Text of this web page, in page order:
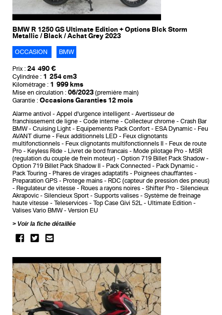
BMW R 1250 GS Ultimate Edition + Options Blck Storm
Metallic / Black / Achat Grey 2023
OCCASION BMW
Prix : 24 490 €
Cylindrée : 1 254 cm3
Kilométrage : 1 999 kms
Mise en circulation : 06/2023 (première main)
Garantie : Occasions Garanties 12 mois
Alarme antivol Appel d'urgence intelligent
Avertisseur de
franchissement de ligne
Code interne Collecteur chrome
Crash Bar
BMW
Cruising Light Equipements Pack Confort ESA Dynamic
Feu
AVANT diurne
Feux additionnels LED
Feux clignotants
multifonctionnels
Feux clignotants multifonctionnels II
Feux de route
Pro
Keyless Ride Livret de bord francais Mode pilotage Pro
MSR
(regulation du couple de frein moteur)
Option 719 Billet Pack Shadow
Option 719 Billet Pack Shadow II
Pack Connected
Pack Dynamic
Pack Touring
Phares de virages adaptatifs
Poignees chauffantes
Preparation GPS
Protege mains
RDC (capteur de pression des pneus)
Regulateur de vitesse
Roues a rayons noires Shifter Pro
Silencieux
Akrapovic
Silencieux Sport Supports valises
Système de freinage
haute vitesse
Teleservices Top Case Givi 52L
Ultimate Edition
Valises Vario BMW
Version EU
Voir la fiche détaillée